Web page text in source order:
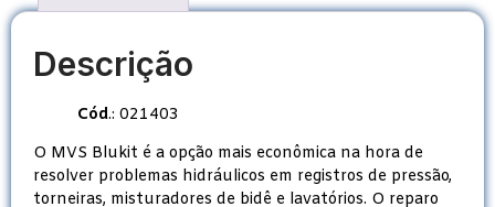
Descrição
Cód.: 021403
O MVS Blukit é a opção mais econômica na hora de
resolver problemas hidráulicos em registros de pressão,
torneiras, misturadores de bidê e lavatórios. O reparo